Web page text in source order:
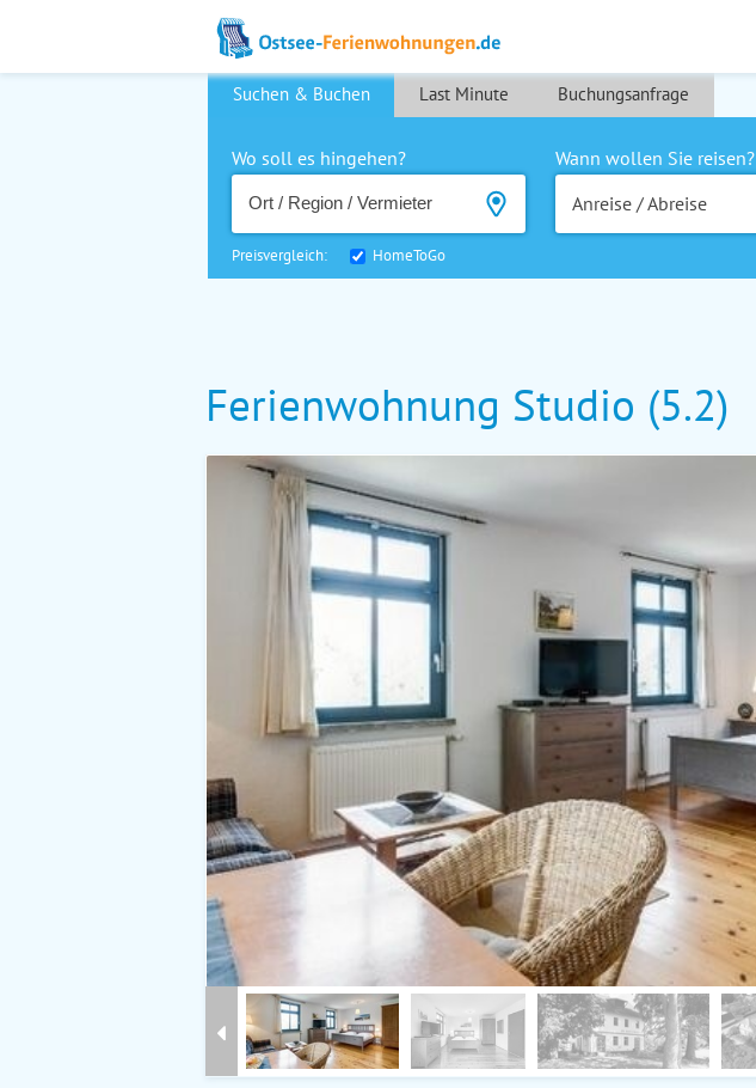
Suchen & Buchen Last Minute Buchungsanfrage
Wo soll es hingehen?
Wann wollen Sie reisen?
Anreise / Abreise
Preisvergleich: HomeToGo
Ferienwohnung Studio (5.2)